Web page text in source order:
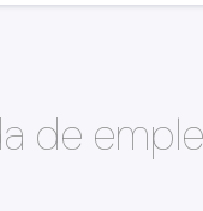
de